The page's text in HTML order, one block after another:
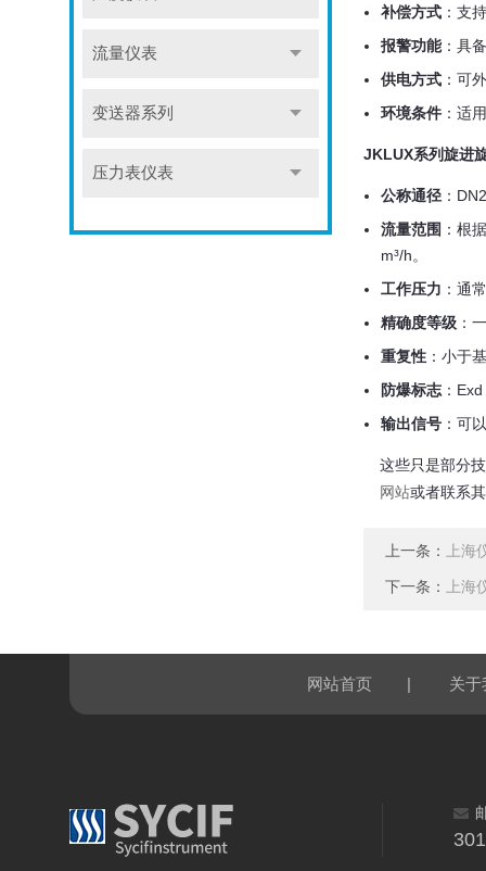
流量仪表
变送器系列
压力表仪表
补偿方式：支
报警功能：具
供电方式：可
环境条件：适
JKLUX系列旋进
公称通径：
流量范围 ：根
m³/h。
工作压力 ：通
精确度等级：
重复性：小于
防爆标志：
输出信号：可
这些只是部分
网站或者联系
上一条： 上海
下一条： 上海
网站首页 | 关于